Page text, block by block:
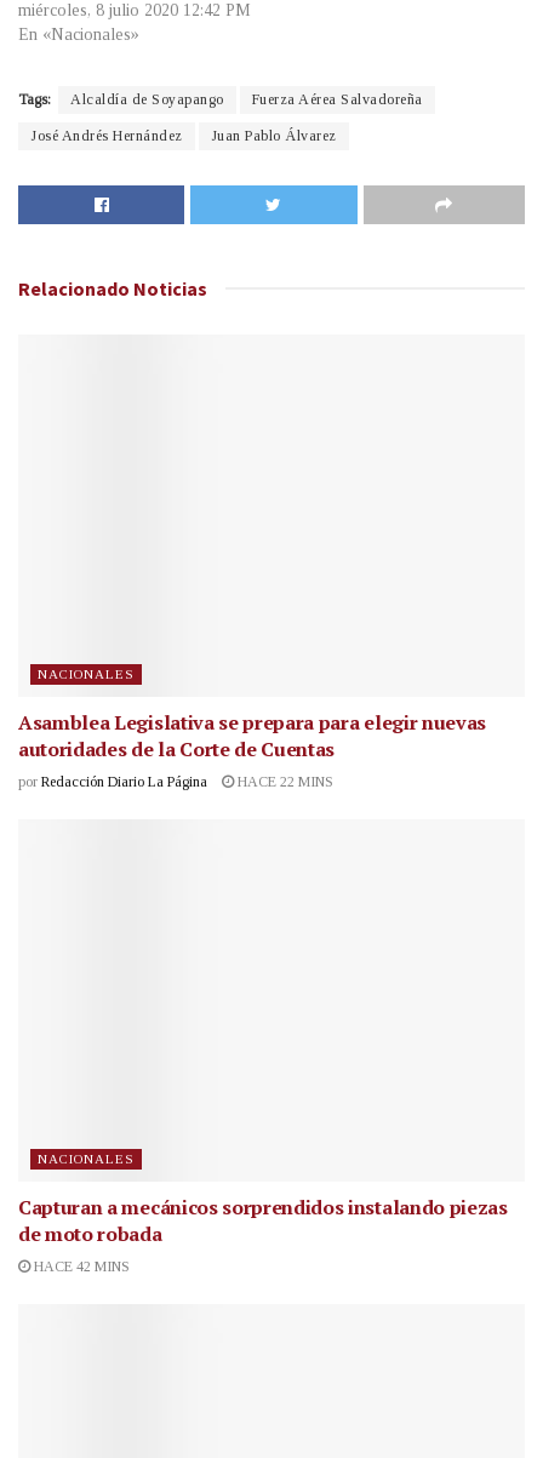
miércoles, 8 julio 2020 12:42 PM
En «Nacionales»
Tags: Alcaldía de Soyapango Fuerza Aérea Salvadoreña
José Andrés Hernández Juan Pablo Álvarez
Relacionado Noticias
NACIONALES
Asamblea Legislativa se prepara para elegir nuevas
autoridades de la Corte de Cuentas
por Redacción Diario La Página HACE 22 MINS
NACIONALES
Capturan a mecánicos sorprendidos instalando piezas
de moto robada
HACE 42 MINS